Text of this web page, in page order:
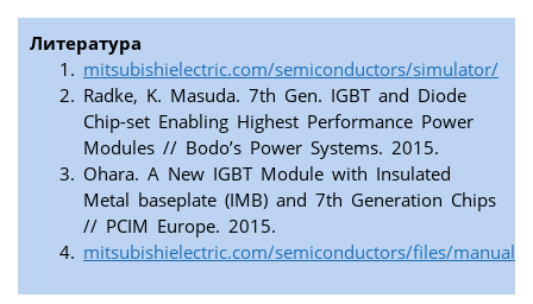
Литература
mitsubishielectric.com/semiconductors/simulator/
Radke, K. Masuda. 7th Gen. IGBT and Diode
Chip-set Enabling Highest Performance Power
Modules // Bodo’s Power Systems. 2015.
Ohara. A New IGBT Module with Insulated
Metal baseplate (IMB) and 7th Generation Chips
// PCIM Europe. 2015.
mitsubishielectric.com/semiconductors/files/manuals/